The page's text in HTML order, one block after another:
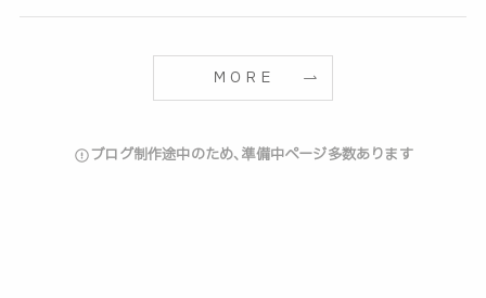
ＭＯＲＥ
ブログ制作途中のため､準備中ページ多数あります